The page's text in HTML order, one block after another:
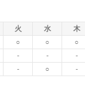
火 水
木
○ ○
○
- -
-
- ○ -